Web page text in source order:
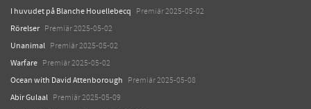
I huvudet på Blanche Houellebecq Premiär 2025-05-02
Rörelser Premiär 2025-05-02
Unanimal Premiär 2025-05-02
Warfare Premiär 2025-05-02
Ocean with David Attenborough Premiär 2025-05-08
Abir Gulaal Premiär 2025-05-09